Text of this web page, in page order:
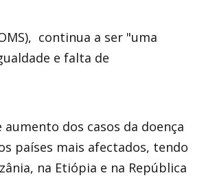
continua a ser "uma
e falta de
dos casos da doença
países mais afectados, tendo
na Etiópia e na República